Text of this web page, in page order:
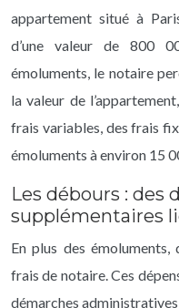
appartement situé à
d’une valeur de 800
émoluments, le notaire
la valeur de
frais variables, des frais
émoluments à environ 15
Les débours : des
supplémentaires
En plus des émoluments,
frais de notaire. Ces
démarches